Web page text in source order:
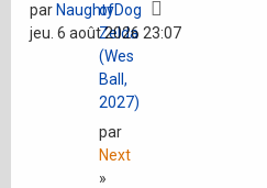
of
Zelda
(Wes
Ball,
2027)
par
Next
»
par NaughtyDog
jeu. 6 août 2026 23:07